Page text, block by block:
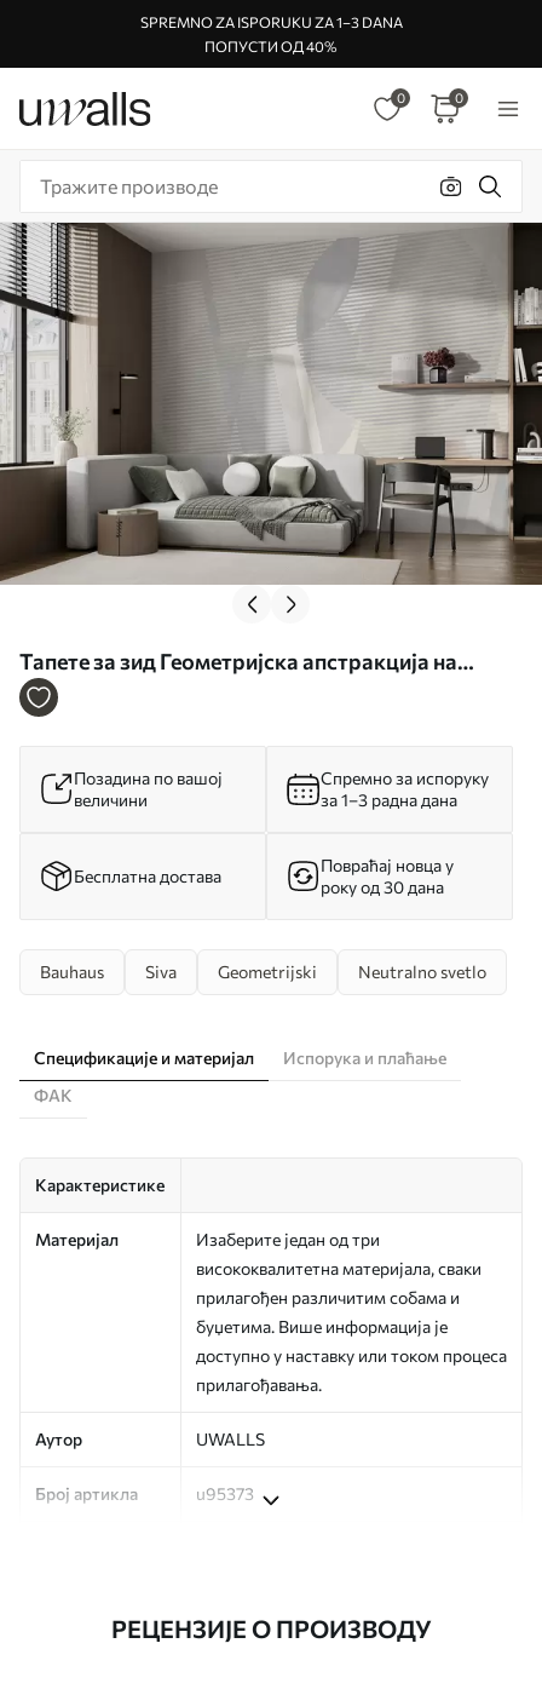
SPREMNO ZA ISPORUKU ZA 1–3 DANA
ПОПУСТИ ОД 40%
0 0
Тапете за зид Геометријска апстракција на
мермерној позадини у пастелним бојама бр.
Позадина по вашој
величини
Спремно за испоруку
за 1–3 радна дана
Бесплатна достава
Повраћај новца у
року од 30 дана
Bauhaus Siva Geometrijski Neutralno svetlo
Спецификације и материјал
Испорука и плаћање
ФАК
Карактеристике
Материјал
Изаберите један од три
висококвалитетна материјала, сваки
прилагођен различитим собама и
буџетима. Више информација је
доступно у наставку или током процеса
прилагођавања.
Аутор UWALLS
Број артикла u95373
РЕЦЕНЗИЈЕ О ПРОИЗВОДУ